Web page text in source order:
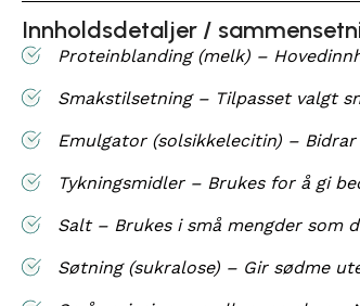
Innholdsdetaljer /
Proteinblanding (melk) –
Smakstilsetning – Tilpasset valgt
Emulgator (solsikkelecitin) –
Tykningsmidler – Brukes for å gi
Salt – Brukes i små mengder som
Søtning (sukralose) – Gir sødme